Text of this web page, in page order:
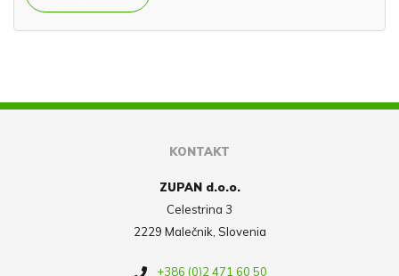
KONTAKT
ZUPAN d.o.o.
Celestrina 3
2229 Malečnik, Slovenia
+386 (0)2 471 60 50